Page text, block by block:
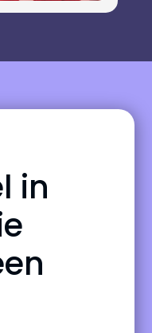
in